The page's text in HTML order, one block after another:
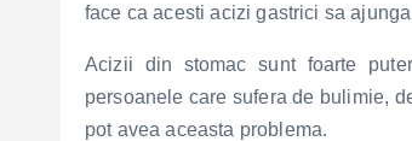
face ca acesti acizi gastrici sa
Acizii din stomac sunt foarte
persoanele care sufera de bulimie,
pot avea aceasta problema.